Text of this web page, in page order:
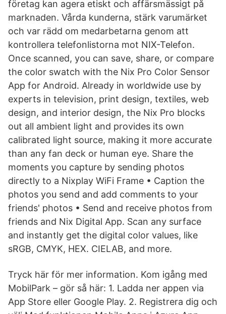
företag kan agera etiskt och affärsmässigt på
marknaden. Vårda kunderna, stärk varumärket
och var rädd om medarbetarna genom att
kontrollera telefonlistorna mot NIX-Telefon.
Once scanned, you can save, share, or compare
the color swatch with the Nix Pro Color Sensor
App for Android. Already in worldwide use by
experts in television, print design, textiles, web
design, and interior design, the Nix Pro blocks
out all ambient light and provides its own
calibrated light source, making it more accurate
than any fan deck or human eye. Share the
moments you capture by sending photos
directly to a Nixplay WiFi Frame • Caption the
photos you send and add comments to your
friends' photos • Send and receive photos from
friends and Nix Digital App. Scan any surface
and instantly get the digital color values, like
sRGB, CMYK, HEX. CIELAB, and more.
Tryck här för mer information. Kom igång med
MobilPark – gör så här: 1. Ladda ner appen via
App Store eller Google Play. 2. Registrera dig och